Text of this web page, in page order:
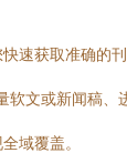
速获取准确的
文或新闻稿、
域覆盖。